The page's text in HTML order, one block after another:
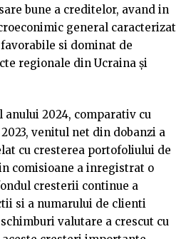
bune a creditelor, avand in
general caracterizat
si dominat de
regionale din Ucraina și
2024, comparativ cu
venitul net din dobanzi a
cu cresterea portofoliului de
comisioane a inregistrat o
cresterii continue a
si a numarului de clienti
valutare a crescut cu